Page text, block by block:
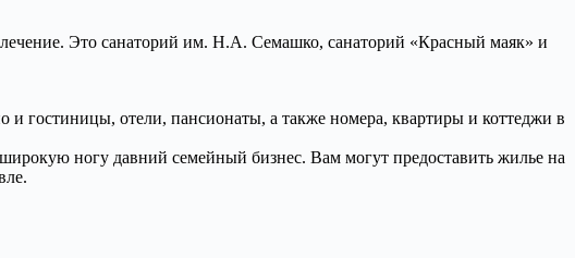
Это санаторий им. Н.А. Семашко, санаторий «Красный маяк» и
и гостиницы, отели, пансионаты, а также номера, квартиры и коттеджи в
ногу давний семейный бизнес. Вам могут предоставить жилье на